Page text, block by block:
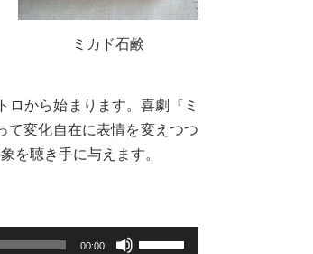
ミカド石鹸
ロから始まります。喜劇『ミ
て変化自在に表情を変えつつ
を聴き手に与えます。
00:00
ボ